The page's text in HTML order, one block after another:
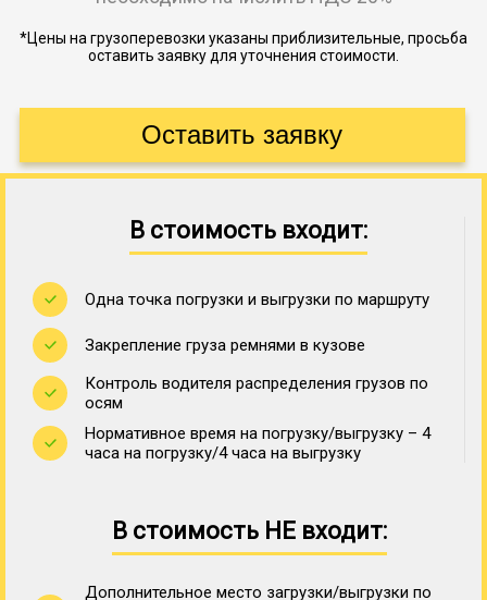
*Цены на грузоперевозки указаны приблизительные, просьба
оставить заявку для уточнения стоимости.
В стоимость входит:
Одна точка погрузки и выгрузки по маршруту
Закрепление груза ремнями в кузове
Контроль водителя распределения грузов по
осям
Нормативное время на погрузку/выгрузку – 4
часа на погрузку/4 часа на выгрузку
В стоимость НЕ входит:
Дополнительное место загрузки/выгрузки по